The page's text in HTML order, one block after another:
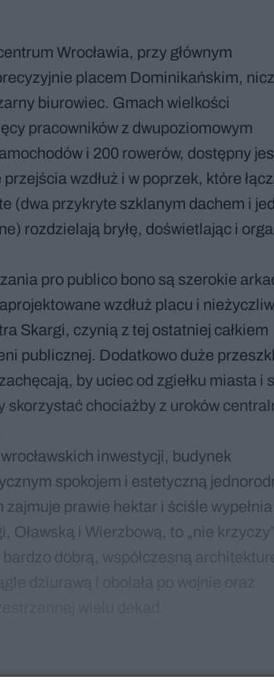
Wrocławia, przy głównym
placem Dominikańskim,
biurowiec. Gmach wielkości
pracowników z dwupoziomowym
i 200 rowerów, dostępny
wzdłuż i w poprzek, które
(dwa przykryte szklanym dachem i
rozdzielają bryłę, doświetlając i
pro publico bono są szerokie
wzdłuż placu i
Skargi, czynią z tej ostatniej całkiem
publicznej. Dodatkowo duże
by uciec od zgiełku miasta i
skorzystać chociażby z uroków
inwestycji, budynek
spokojem i estetyczną
prawie hektar i ściśle wypełnia
Oławską i Wierzbową, to „nie
dobrą, współczesną